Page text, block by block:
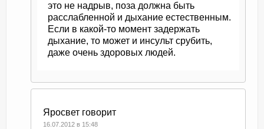
это не надрыв, поза должна быть
расслабленной и дыхание естественным.
Если в какой-то момент задержать
дыхание, то может и инсульт срубить,
даже очень здоровых людей.
Яросвет говорит
16.07.2012 в 15:48